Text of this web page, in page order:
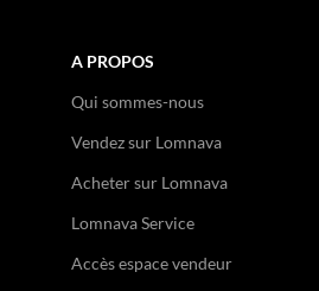
A PROPOS
Qui sommes-nous
Vendez sur Lomnava
Acheter sur Lomnava
Lomnava Service
Accès espace vendeur